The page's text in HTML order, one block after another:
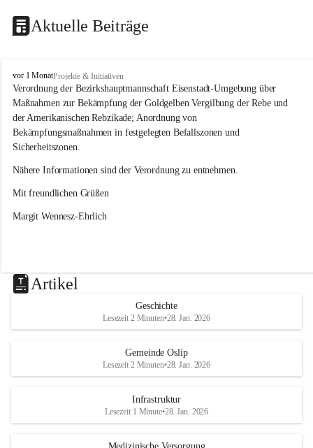
Aktuelle Beiträge
O
s
l
i
p
vor 1 MonatProjekte & Initiativen
Verordnung der Bezirkshauptmannschaft Eisenstadt-Umgebung über
Maßnahmen zur Bekämpfung der Goldgelben Vergilbung der Rebe und
der Amerikanischen Rebzikade; Anordnung von
Bekämpfungsmaßnahmen in festgelegten Befallszonen und
Sicherheitszonen.
Nähere Informationen sind der Verordnung zu entnehmen.
Mit freundlichen Grüßen
Margit Wennesz-Ehrlich
Artikel
Geschichte
Lesezeit 2 Minuten•28. Jan. 2026
Gemeinde Oslip
Lesezeit 2 Minuten•28. Jan. 2026
Infrastruktur
Lesezeit 1 Minute•28. Jan. 2026